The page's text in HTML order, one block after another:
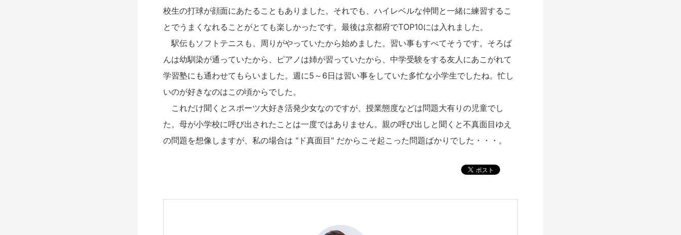
校生の打球が顔面にあたることもありました。それでも、ハイレベルな仲間と一緒に練習するこ
とでうまくなれることがとても楽しかったです。最後は京都府でTOP10には入れました。
駅伝もソフトテニスも、周りがやっていたから始めました。習い事もすべてそうです。そろば
んは幼馴染が通っていたから、ピアノは姉が習っていたから、中学受験をする友人にあこがれて
学習塾にも通わせてもらいました。週に5～6日は習い事をしていた多忙な小学生でしたね。忙し
いのが好きなのはこの頃からでした。
これだけ聞くとスポーツ大好き活発少女なのですが、授業態度などは問題大有りの児童でし
た。母が小学校に呼び出されたことは一度ではありません。親の呼び出しと聞くと不真面目ゆえ
の問題を想像しますが、私の場合は "ド真面目" だからこそ起こった問題ばかりでした・・・。